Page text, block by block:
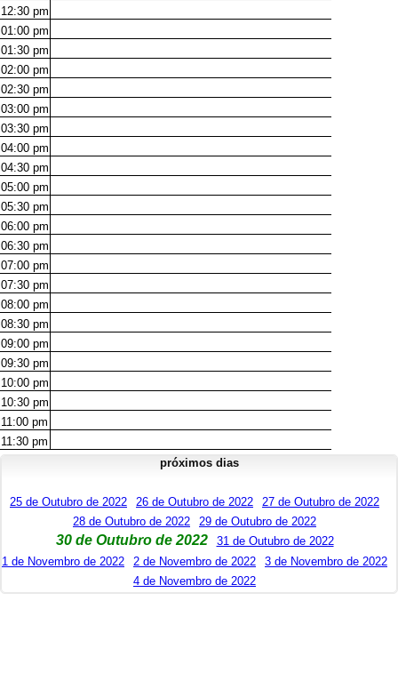
12:30 pm
01:00 pm
01:30 pm
02:00 pm
02:30 pm
03:00 pm
03:30 pm
04:00 pm
04:30 pm
05:00 pm
05:30 pm
06:00 pm
06:30 pm
07:00 pm
07:30 pm
08:00 pm
08:30 pm
09:00 pm
09:30 pm
10:00 pm
10:30 pm
11:00 pm
11:30 pm
próximos dias
25 de Outubro de 2022 26 de Outubro de 2022
27 de Outubro de 2022
28 de Outubro de 2022
29 de Outubro de 2022
30 de Outubro de 2022
31 de Outubro de 2022
1 de Novembro de 2022
2 de Novembro de 2022
3 de Novembro de 2022
4 de Novembro de 2022